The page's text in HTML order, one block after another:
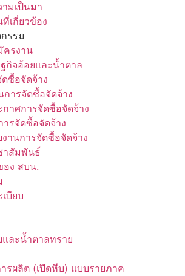
มเป็นมา
เกี่ยวข้อง
รรม
ครงาน
กิจอ้อยและน้ำตาล
ซื้อจัดจ้าง
การจัดซื้อจัดจ้าง
กาศการจัดซื้อจัดจ้าง
ารจัดซื้อจัดจ้าง
งานการจัดซื้อจัดจ้าง
าสัมพันธ์
อง สบน.
บียบ
และน้ำตาลทราย
รผลิต (เปิดหีบ) แบบรายภาค